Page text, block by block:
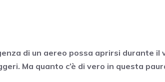
di un aereo possa aprirsi durante il
Ma quanto c’è di vero in questa